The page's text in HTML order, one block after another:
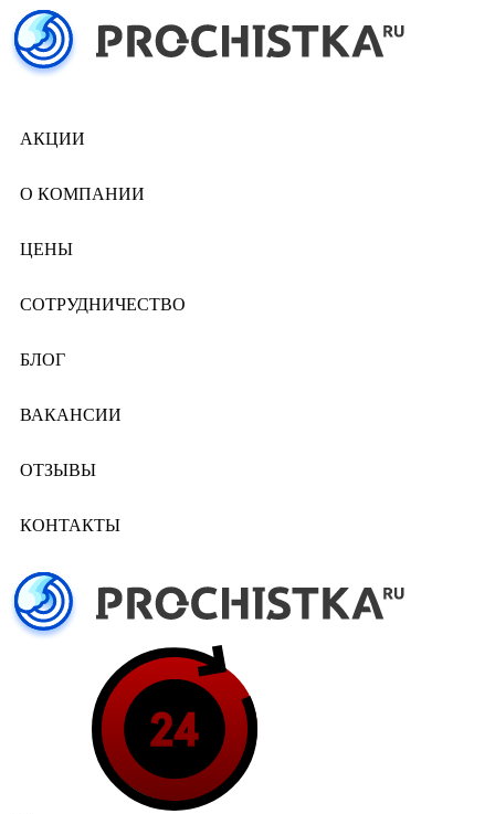
АКЦИИ
О КОМПАНИИ
ЦЕНЫ
СОТРУДНИЧЕСТВО
БЛОГ
ВАКАНСИИ
ОТЗЫВЫ
КОНТАКТЫ